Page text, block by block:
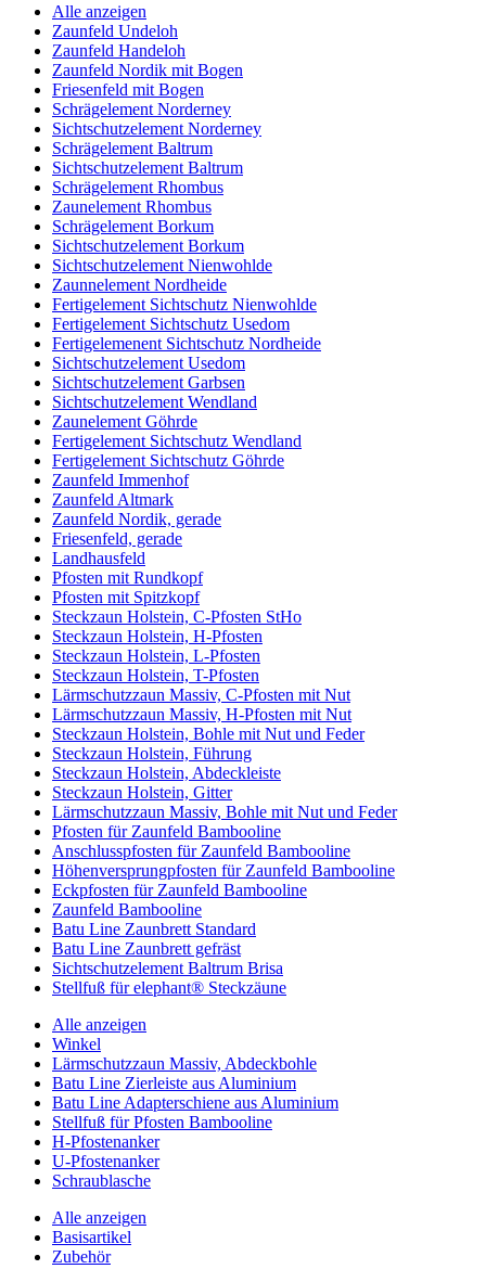
Alle anzeigen
Zaunfeld Undeloh
Zaunfeld Handeloh
Zaunfeld Nordik mit Bogen
Friesenfeld mit Bogen
Schrägelement Norderney
Sichtschutzelement Norderney
Schrägelement Baltrum
Sichtschutzelement Baltrum
Schrägelement Rhombus
Zaunelement Rhombus
Schrägelement Borkum
Sichtschutzelement Borkum
Sichtschutzelement Nienwohlde
Zaunnelement Nordheide
Fertigelement Sichtschutz Nienwohlde
Fertigelement Sichtschutz Usedom
Fertigelemenent Sichtschutz Nordheide
Sichtschutzelement Usedom
Sichtschutzelement Garbsen
Sichtschutzelement Wendland
Zaunelement Göhrde
Fertigelement Sichtschutz Wendland
Fertigelement Sichtschutz Göhrde
Zaunfeld Immenhof
Zaunfeld Altmark
Zaunfeld Nordik, gerade
Friesenfeld, gerade
Landhausfeld
Pfosten mit Rundkopf
Pfosten mit Spitzkopf
Steckzaun Holstein, C-Pfosten StHo
Steckzaun Holstein, H-Pfosten
Steckzaun Holstein, L-Pfosten
Steckzaun Holstein, T-Pfosten
Lärmschutzzaun Massiv, C-Pfosten mit Nut
Lärmschutzzaun Massiv, H-Pfosten mit Nut
Steckzaun Holstein, Bohle mit Nut und Feder
Steckzaun Holstein, Führung
Steckzaun Holstein, Abdeckleiste
Steckzaun Holstein, Gitter
Lärmschutzzaun Massiv, Bohle mit Nut und Feder
Pfosten für Zaunfeld Bambooline
Anschlusspfosten für Zaunfeld Bambooline
Höhenversprungpfosten für Zaunfeld Bambooline
Eckpfosten für Zaunfeld Bambooline
Zaunfeld Bambooline
Batu Line Zaunbrett Standard
Batu Line Zaunbrett gefräst
Sichtschutzelement Baltrum Brisa
Stellfuß für elephant® Steckzäune
Alle anzeigen
Winkel
Lärmschutzzaun Massiv, Abdeckbohle
Batu Line Zierleiste aus Aluminium
Batu Line Adapterschiene aus Aluminium
Stellfuß für Pfosten Bambooline
H-Pfostenanker
U-Pfostenanker
Schraublasche
Alle anzeigen
Basisartikel
Zubehör